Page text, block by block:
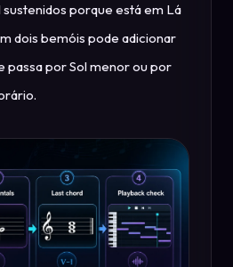
porque está em Lá
dois bemóis pode adicionar
passa por Sol menor ou por